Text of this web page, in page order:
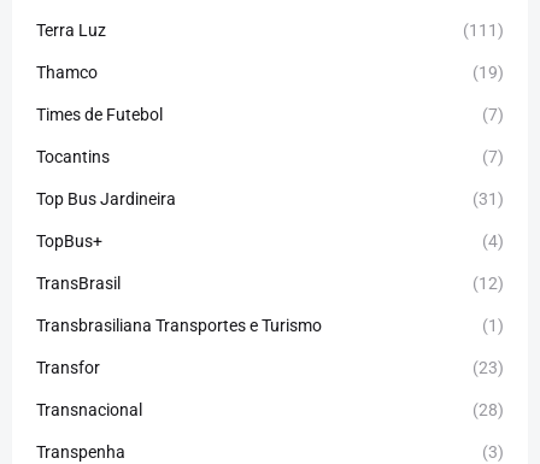
Terra Luz (111)
Thamco (19)
Times de Futebol (7)
Tocantins (7)
Top Bus Jardineira (31)
TopBus+ (4)
TransBrasil (12)
Transbrasiliana Transportes e Turismo (1)
Transfor (23)
Transnacional (28)
Transpenha (3)